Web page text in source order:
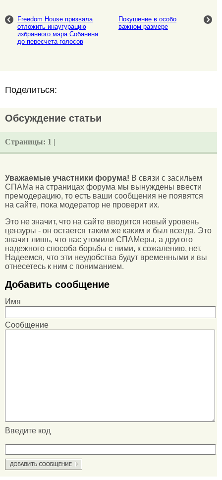
Freedom House призвала
отложить инаугурацию
избранного мэра Собянина
до пересчета голосов
Покушение в особо
важном размере
Поделиться:
Обсуждение статьи
Страницы: 1 |
Уважаемые участники форума! В связи с засильем
СПАМа на страницах форума мы вынуждены ввести
премодерацию, то есть ваши сообщения не появятся
на сайте, пока модератор не проверит их.
Это не значит, что на сайте вводится новый уровень
цензуры - он остается таким же каким и был всегда. Это
значит лишь, что нас утомили СПАМеры, а другого
надежного способа борьбы с ними, к сожалению, нет.
Надеемся, что эти неудобства будут временными и вы
отнесетесь к ним с пониманием.
Добавить сообщение
Имя
Сообщение
Введите код